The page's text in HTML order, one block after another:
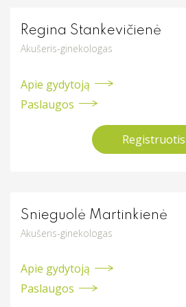
Regina Stankevičienė
Akušeris-ginekologas
Apie gydytoją
Paslaugos
Registruotis
Snieguolė Martinkienė
Akušeris-ginekologas
Apie gydytoją
Paslaugos